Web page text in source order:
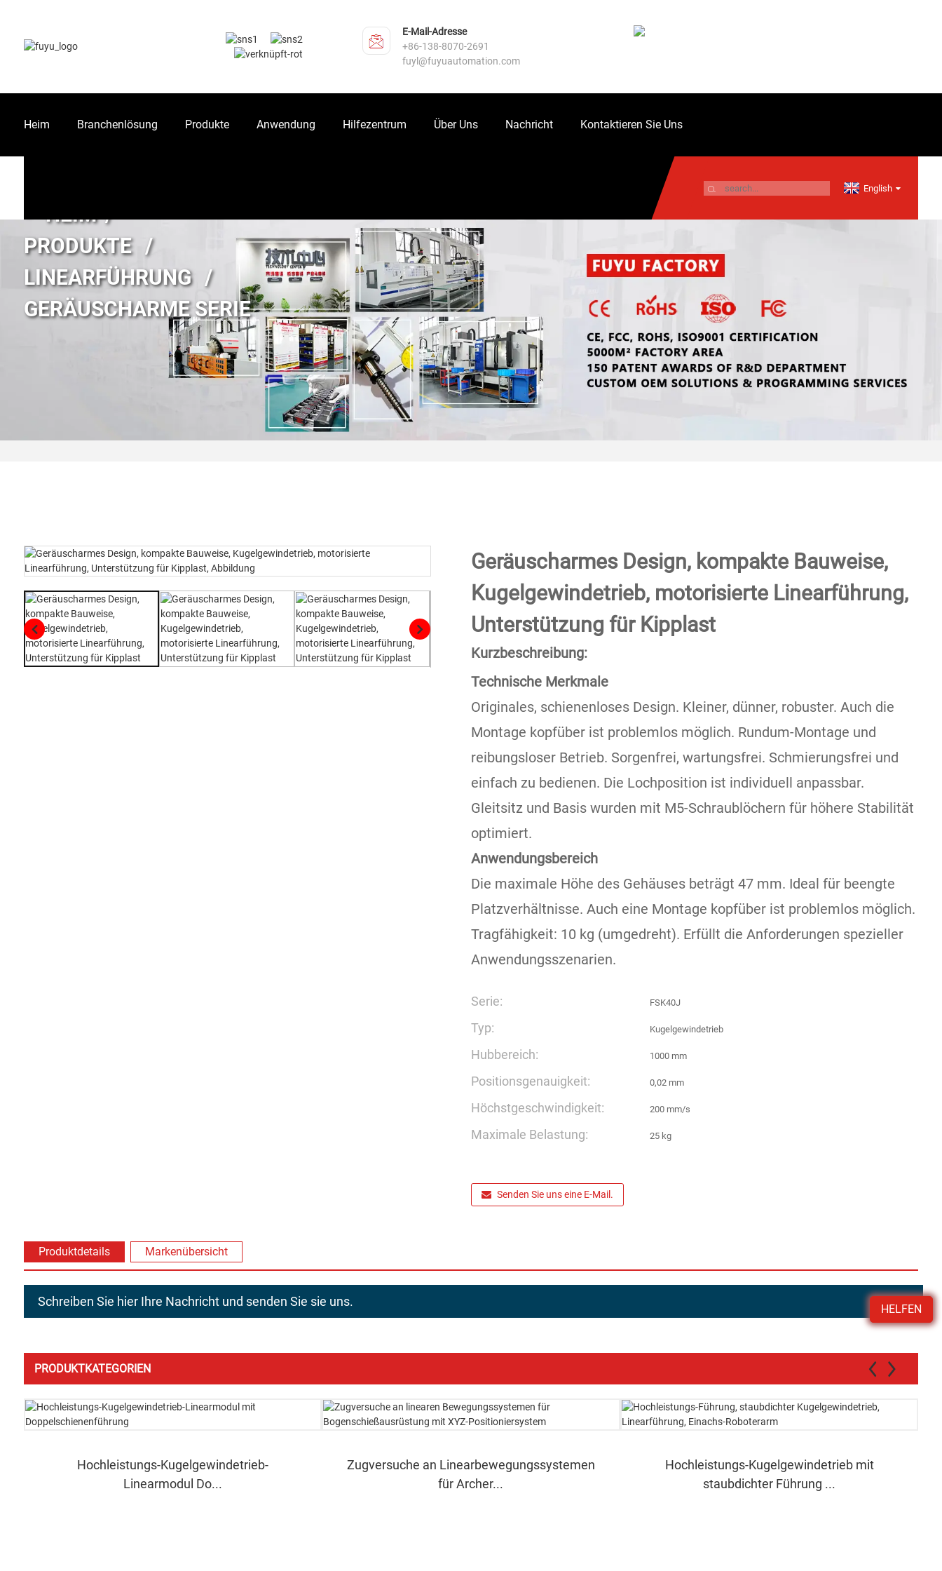
HELFEN
E-Mail-Adresse
+86-138-8070-2691
fuyl@fuyuautomation.com
Heim Branchenlösung Produkte Anwendung Hilfezentrum Über Uns Nachricht Kontaktieren Sie Uns
English
HEIM
PRODUKTE
LINEARFÜHRUNG
GERÄUSCHARME SERIE
Geräuscharmes Design, kompakte Bauweise,
Kugelgewindetrieb, motorisierte Linearführung,
Unterstützung für Kipplast
Kurzbeschreibung:
Technische Merkmale
Originales, schienenloses Design. Kleiner, dünner, robuster. Auch die
Montage kopfüber ist problemlos möglich. Rundum-Montage und
reibungsloser Betrieb. Sorgenfrei, wartungsfrei. Schmierungsfrei und
einfach zu bedienen. Die Lochposition ist individuell anpassbar.
Gleitsitz und Basis wurden mit M5-Schraublöchern für höhere Stabilität
optimiert.
Anwendungsbereich
Die maximale Höhe des Gehäuses beträgt 47 mm. Ideal für beengte
Platzverhältnisse. Auch eine Montage kopfüber ist problemlos möglich.
Tragfähigkeit: 10 kg (umgedreht). Erfüllt die Anforderungen spezieller
Anwendungsszenarien.
Serie: FSK40J
Typ: Kugelgewindetrieb
Hubbereich: 1000 mm
Positionsgenauigkeit: 0,02 mm
Höchstgeschwindigkeit: 200 mm/s
Maximale Belastung: 25 kg
Senden Sie uns eine E-Mail.
Produktdetails Markenübersicht
Schreiben Sie hier Ihre Nachricht und senden Sie sie uns.
PRODUKTKATEGORIEN
Hochleistungs-Kugelgewindetrieb-
Linearmodul Do...
Zugversuche an Linearbewegungssystemen
für Archer...
Hochleistungs-Kugelgewindetrieb mit
staubdichter Führung ...